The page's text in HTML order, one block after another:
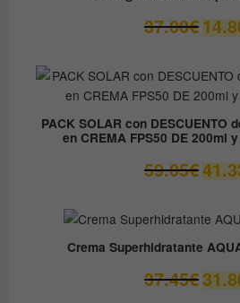
37.00€ El
precio
era:
PACK SOLAR con DESCUENTO
en CREMA FPS50 DE 200ml
59.05€ El
precio
era:
Crema Superhidratante
37.45€ El
precio